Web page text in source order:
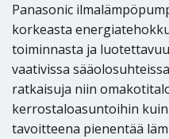
Panasonic
korkeasta
toiminnasta ja
vaativissa
ratkaisuja niin
kerrostaloasuntoihin
tavoitteena pienentää